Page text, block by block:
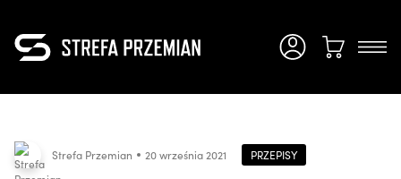
Strefa Przemian 20 września 2021 PRZEPISY